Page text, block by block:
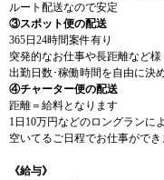
ルート配送なので安定
③スポット便の配送
365日24時間案件有り
突発的なお仕事や長距離など
出勤日数･稼働時間を自由に決
④チャーター便の配送
距離＝給料となります
1日10万円などのロングランに
空いてるご日程でお仕事ができ
《給与》